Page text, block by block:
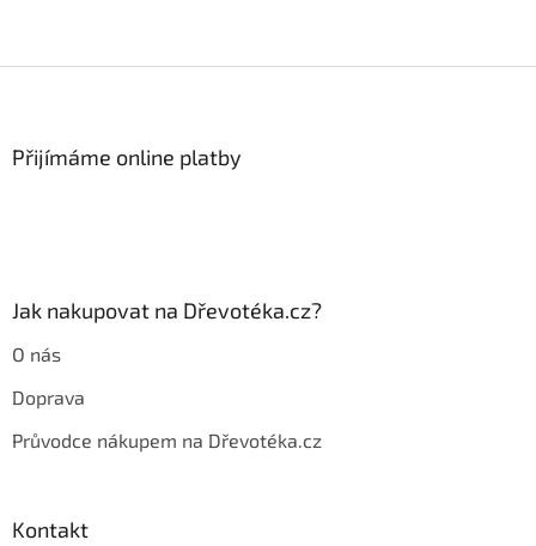
Přijímáme online platby
Jak nakupovat na Dřevotéka.cz?
O nás
Doprava
Průvodce nákupem na Dřevotéka.cz
Kontakt